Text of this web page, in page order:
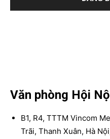
Văn phòng Hội
B1, R4, TTTM Vincom
Trãi, Thanh Xuân, Hà